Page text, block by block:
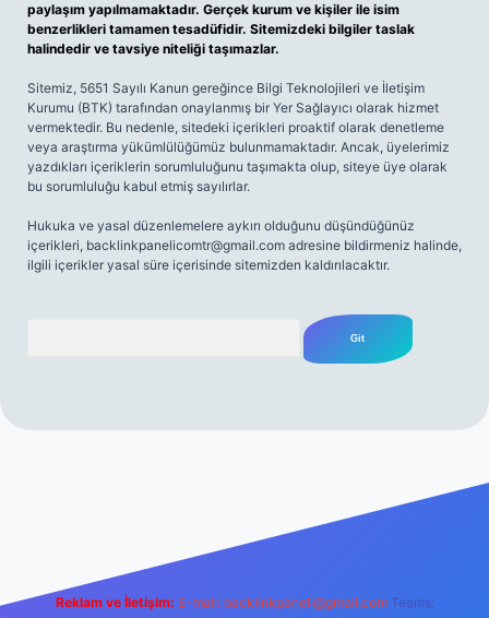
paylaşım yapılmamaktadır. Gerçek kurum ve kişiler ile isim
benzerlikleri tamamen tesadüfidir. Sitemizdeki bilgiler taslak
halindedir ve tavsiye niteliği taşımazlar.
Sitemiz, 5651 Sayılı Kanun gereğince Bilgi Teknolojileri ve İletişim
Kurumu (BTK) tarafından onaylanmış bir Yer Sağlayıcı olarak hizmet
vermektedir. Bu nedenle, sitedeki içerikleri proaktif olarak denetleme
veya araştırma yükümlülüğümüz bulunmamaktadır. Ancak, üyelerimiz
yazdıkları içeriklerin sorumluluğunu taşımakta olup, siteye üye olarak
bu sorumluluğu kabul etmiş sayılırlar.
Hukuka ve yasal düzenlemelere aykırı olduğunu düşündüğünüz
içerikleri, backlinkpanelicomtr@gmail.com adresine bildirmeniz halinde,
ilgili içerikler yasal süre içerisinde sitemizden kaldırılacaktır.
Reklam ve İletişim: E-mail: backlinkpaneli@gmail.com Teams: